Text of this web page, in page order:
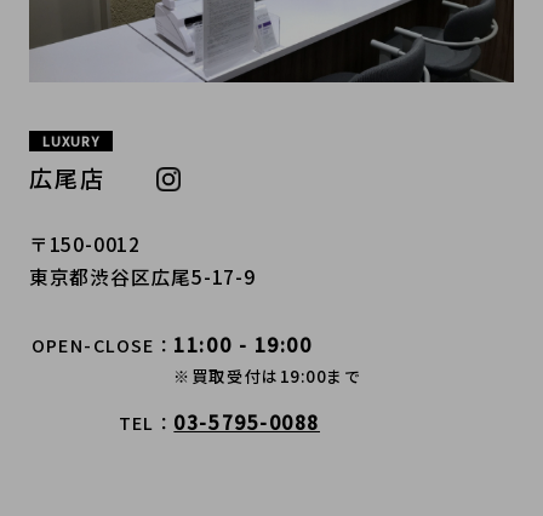
LUXURY
広尾店
〒150-0012
東京都渋谷区広尾5-17-9
OPEN-CLOSE 11:00 - 19:00
※買取受付は19:00まで
TEL 03-5795-0088